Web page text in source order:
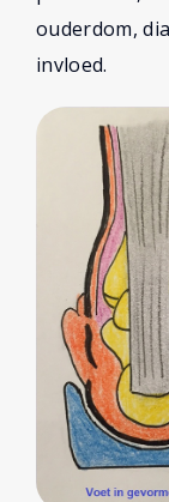
ouderdom,
invloed.